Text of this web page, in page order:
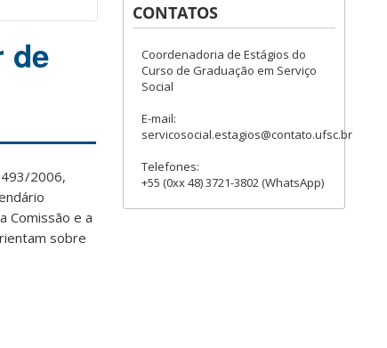
de
493/2006,
Comissão e a
sobre
CONTATOS
Coordenadoria de Estágios do
Curso de Graduação em Serviço
Social
E-mail:
servicosocial.estagios@contato.ufsc.br
Telefones:
+55 (0xx 48) 3721-3802 (WhatsApp)